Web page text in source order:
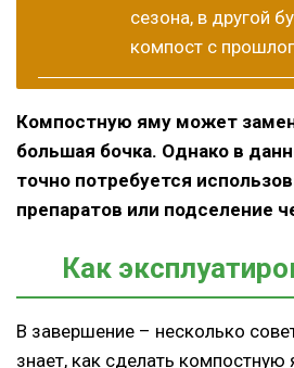
сезона, в другой
компост с
Компостную яму может
большая бочка. Однако в
точно потребуется
препаратов или подселение
Как
В завершение – несколько
знает, как сделать компостную